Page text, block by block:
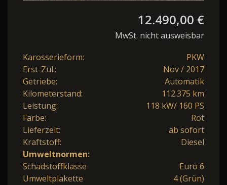
12.490,00 €
MwSt. nicht ausweisbar
Karosserieform:
PKW
Erst-Zul.:
Nov / 2017
Getriebe:
Automatik
Kilometerstand:
112.375 km
Leistung:
118 kW/ 160 PS
Farbe:
Rot
Lieferzeit:
ab sofort
Kraftstoff:
Diesel
Umweltnormen:
Schadstoffklasse
Euro 6
Umweltplakette
4 (Grün)